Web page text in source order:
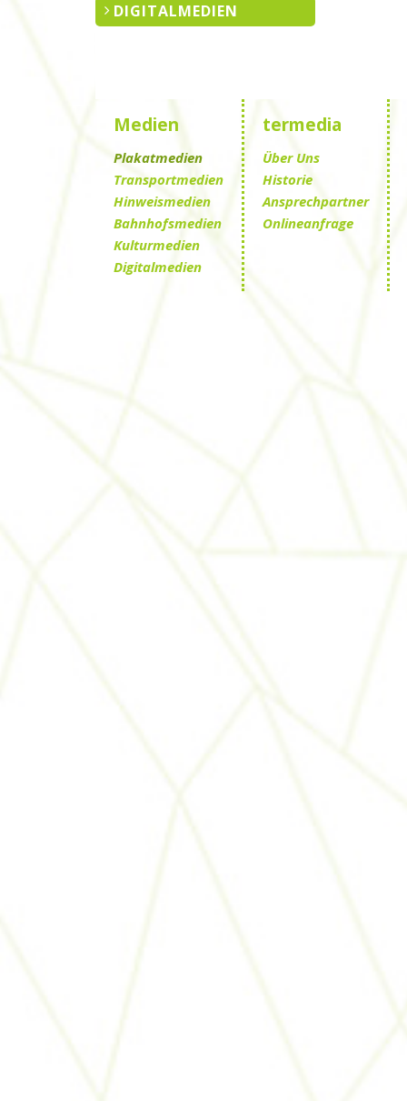
DIGITALMEDIEN
Medien
Plakatmedien
Transportmedien
Hinweismedien
Bahnhofsmedien
Kulturmedien
Digitalmedien
termedia
Über Uns
Historie
Ansprechpartner
Onlineanfrage